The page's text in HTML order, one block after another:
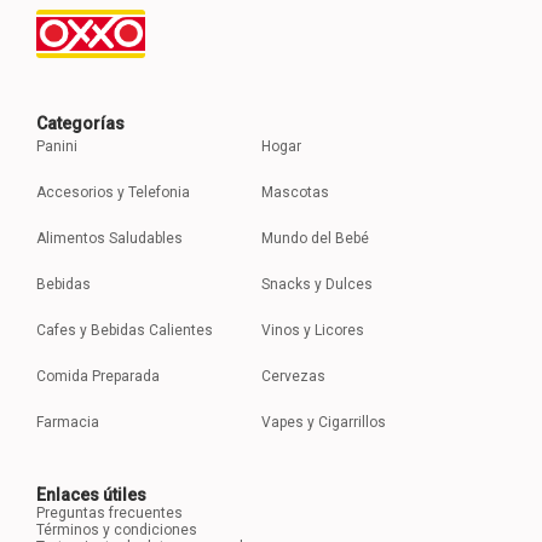
Categorías
Panini
Accesorios y Telefonia
Alimentos Saludables
Bebidas
Cafes y Bebidas Calientes
Comida Preparada
Farmacia
Hogar
Mascotas
Mundo del Bebé
Snacks y Dulces
Vinos y Licores
Cervezas
Vapes y Cigarrillos
Enlaces útiles
Preguntas frecuentes
Términos y condiciones